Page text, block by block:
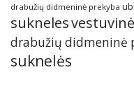
drabužių didmeninė prekyba
sukneles
drabužių didmeninė
suknelės